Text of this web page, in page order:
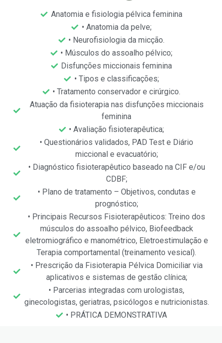
Anatomia e fisiologia pélvica feminina
• Anatomia da pelve;
• Neurofisiologia da micção.
• Músculos do assoalho pélvico;
Disfunções miccionais feminina
• Tipos e classificações;
• Tratamento conservador e cirúrgico.
Atuação da fisioterapia nas disfunções miccionais
feminina
• Avaliação fisioterapêutica;
• Questionários validados, PAD Test e Diário
miccional e evacuatório;
• Diagnóstico fisioterapêutico baseado na CIF e/ou
CDBF;
• Plano de tratamento – Objetivos, condutas e
prognóstico;
• Principais Recursos Fisioterapêuticos: Treino dos
músculos do assoalho pélvico, Biofeedback
eletromiográfico e manométrico, Eletroestimulação e
Terapia comportamental (treinamento vesical).
• Prescrição da Fisioterapia Pélvica Domiciliar via
aplicativos e sistemas de gestão clínica;
• Parcerias integradas com urologistas,
ginecologistas, geriatras, psicólogos e nutricionistas.
• PRÁTICA DEMONSTRATIVA